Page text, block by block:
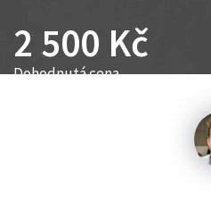
2 500 Kč
Dohodnutá cena